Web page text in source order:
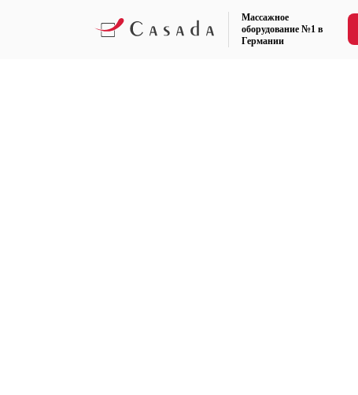
Массажное
оборудование №1 в
Германии